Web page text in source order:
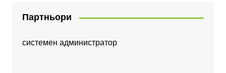
Партньори
системен администратор